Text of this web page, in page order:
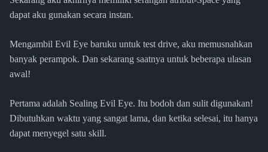
dapat aku gunakan secara instan.
Mengambil Evil Eye baruku untuk test drive, aku memusnahkan
banyak perampok. Dan sekarang saatnya untuk beberapa ulasan
awal!
Pertama adalah Sealing Evil Eye. Itu bodoh dan sulit digunakan!
Dibutuhkan waktu yang sangat lama, dan ketika selesai, itu hanya
dapat menyegel satu skill.